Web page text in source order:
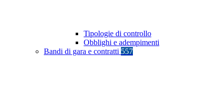
Tipologie di controllo
Obblighi e adempimenti
Bandi di gara e contratti 557